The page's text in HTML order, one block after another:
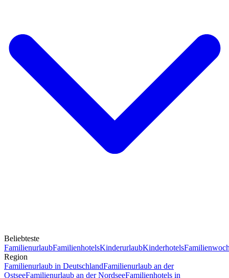
Beliebteste
FamilienurlaubFamilienhotelsKinderurlaubKinderhotels
Region
Familienurlaub in DeutschlandFamilienurlaub an der
OstseeFamilienurlaub an der NordseeFamilienhotels in